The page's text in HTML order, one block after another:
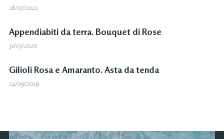
26/07/2021
Appendiabiti da terra. Bouquet di Rose
31/05/2020
Gilioli Rosa e Amaranto. Asta da tenda
24/09/2019